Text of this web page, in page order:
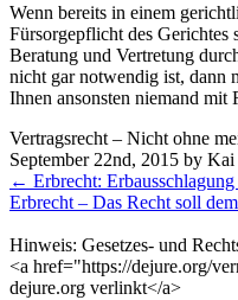
Wenn bereits in einem
Fürsorgepflicht des Gerichtes
Beratung und Vertretung
nicht gar notwendig ist, dann
Ihnen ansonsten niemand mit
Vertragsrecht – Nicht ohne
September 22nd, 2015 by Kai
Weitere
Meldungen
← Erbrecht:
Erbrecht – Das Recht soll
Hinweis: Gesetzes- und
<a href="https://dejure.org/
dejure.org verlinkt</a>